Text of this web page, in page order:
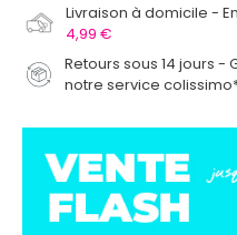
Livraison à domicile
4,99 €
Retours sous 14 jours -
notre service